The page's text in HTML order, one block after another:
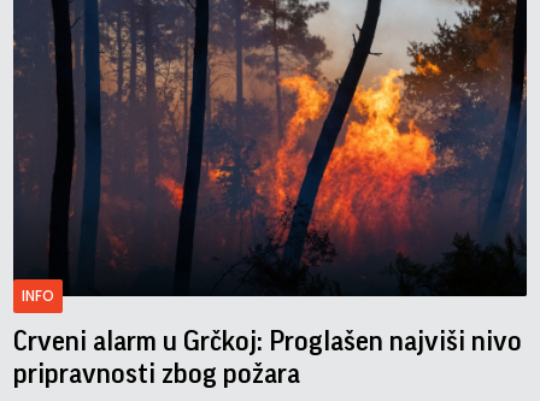
INFO
Crveni alarm u Grčkoj: Proglašen najviši nivo
pripravnosti zbog požara